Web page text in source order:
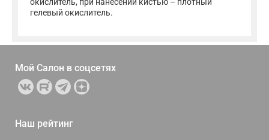
гелевый окислитель.
Мой Салон в соцсетях
Наш рейтинг